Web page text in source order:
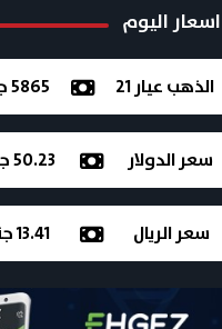
اسعار اليوم
الذهب عيار 21 5865 جنيه مصري
سعر الدولار 50.23 جنيه مصري
سعر الريال 13.41 جنيه مصري